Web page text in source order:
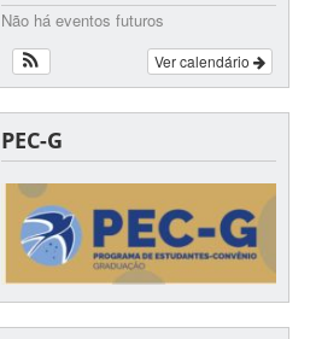
Não há eventos futuros
Ver calendário
PEC-G